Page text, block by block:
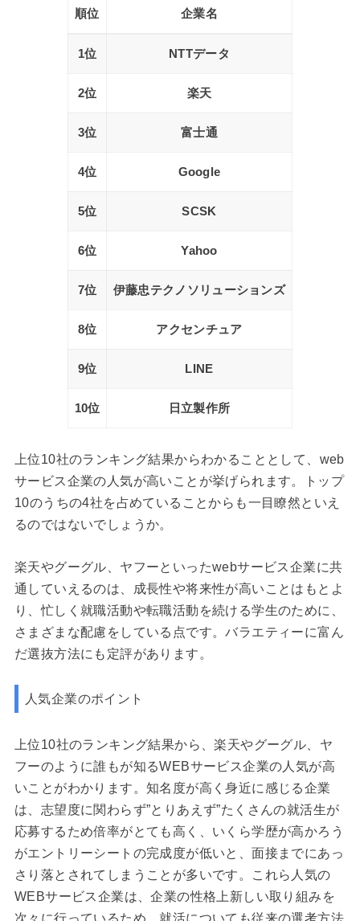
順位 企業名
1位 NTTデータ
2位 楽天
3位 富士通
4位 Google
5位 SCSK
6位 Yahoo
7位 伊藤忠テクノソリューションズ
8位 アクセンチュア
9位 LINE
10位 日立製作所
上位10社のランキング結果からわかることとして、web
サービス企業の人気が高いことが挙げられます。トップ
10のうちの4社を占めていることからも一目瞭然といえ
るのではないでしょうか。
楽天やグーグル、ヤフーといったwebサービス企業に共
通していえるのは、成長性や将来性が高いことはもとよ
り、忙しく就職活動や転職活動を続ける学生のために、
さまざまな配慮をしている点です。バラエティーに富ん
だ選抜方法にも定評があります。
人気企業のポイント
上位10社のランキング結果から、楽天やグーグル、ヤ
フーのように誰もが知るWEBサービス企業の人気が高
いことがわかります。知名度が高く身近に感じる企業
は、志望度に関わらず”とりあえず”たくさんの就活生が
応募するため倍率がとても高く、いくら学歴が高かろう
がエントリーシートの完成度が低いと、面接までにあっ
さり落とされてしまうことが多いです。これら人気の
WEBサービス企業は、企業の性格上新しい取り組みを
次々に行っているため、就活についても従来の選考方法